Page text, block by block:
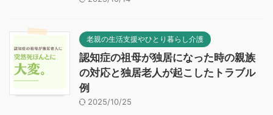
老親の生活支援やひとり暮らし介護
認知症の祖母が独居になった時の親族
の対応と独居老人が起こしたトラブル
例
2025/10/25